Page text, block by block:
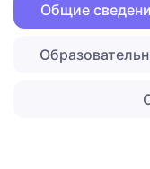
Общие